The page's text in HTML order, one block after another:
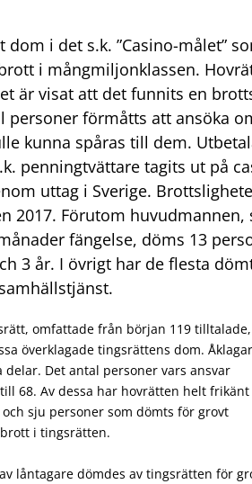
i det s.k. ”Casino-målet”
i mångmiljonklassen.
är visat att det funnits en
förmåtts att ansöka
kunna spåras till dem.
penningtvättare tagits ut på
uttag i Sverige.
2017. Förutom huvudmannen,
fängelse, döms 13
3 år. I övrigt har de flesta
omfattade från början 119
överklagade tingsrättens dom.
Det antal personer vars ansvar
68. Av dessa har hovrätten helt frikänt
sju personer som dömts för grovt
i tingsrätten.
låntagare dömdes av tingsrätten för